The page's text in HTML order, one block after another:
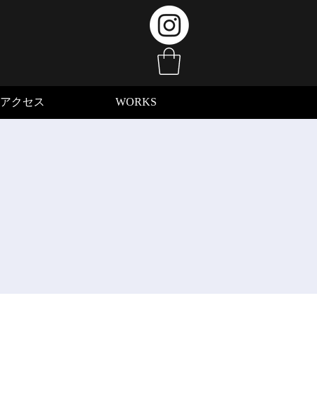
アクセス WORKS